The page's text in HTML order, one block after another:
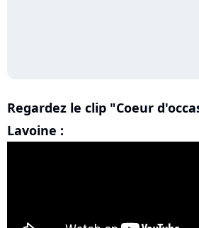
Regardez le clip "Coeur
Lavoine :